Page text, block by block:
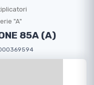
"A"
85A (A)